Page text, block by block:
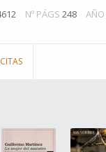
Nº PÁGS 248 AÑO
CITAS